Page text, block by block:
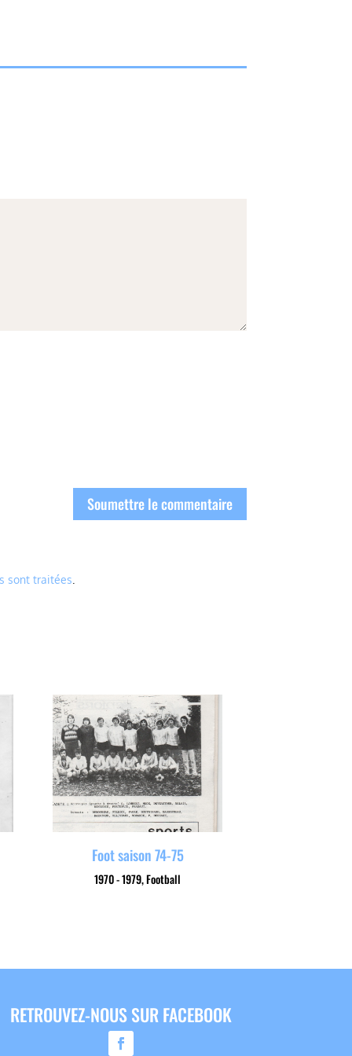
Soumettre le commentaire
sont traitées
1970 - 1979,Football
Foot saison 74-75
RETROUVEZ-NOUS SUR FACEBOOK